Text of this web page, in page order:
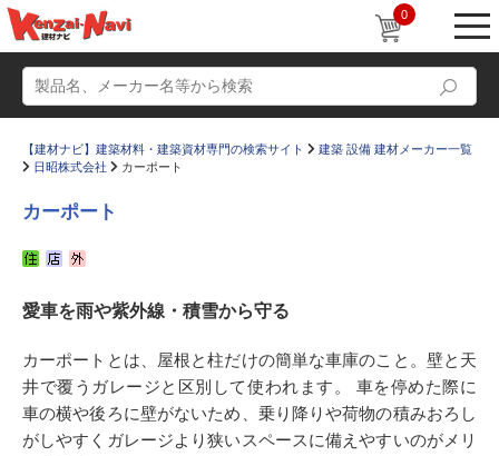
0
かたなび コラム
すまいリング 設計士インタビュー
Q＆A 販売・施工代理店募集
お気に入り
【建材ナビ】建築材料・建築資材専門の検索サイト
建築 設備 建材メーカー一覧
日昭株式会社
カーポート
カーポート
愛車を雨や紫外線・積雪から守る
カーポートとは、屋根と柱だけの簡単な車庫のこと。壁と天
井で覆うガレージと区別して使われます。 車を停めた際に
車の横や後ろに壁がないため、乗り降りや荷物の積みおろし
がしやすくガレージより狭いスペースに備えやすいのがメリ